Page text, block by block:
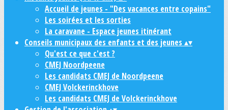
Accueil de jeunes - "Des vacances entre copains"
Les soirées et les sorties
La caravane - Espace jeunes itinérant
Conseils municipaux des enfants et des jeunes ▴▾
Qu'est ce que c'est ?
CMEJ Noordpeene
Les candidats CMEJ de Noordpeene
CMEJ Volckerinckhove
Les candidats CMEJ de Volckerinckhove